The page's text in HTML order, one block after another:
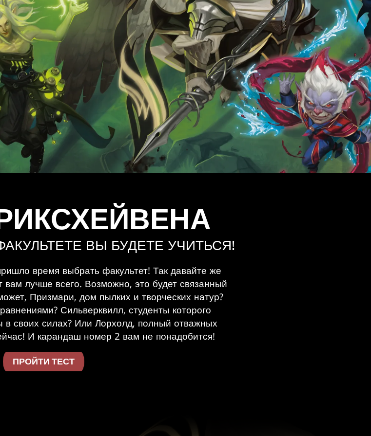
ВЫ БУДЕТЕ УЧИТЬСЯ!
время выбрать факультет! Так давайте же
вам лучше всего. Возможно, это будет связанный
Призмари, дом пылких и творческих натур?
Сильверквилл, студенты которого
в своих силах? Или Лорхолд, полный отважных
И карандаш номер 2 вам не понадобится!
ПРОЙТИ ТЕСТ